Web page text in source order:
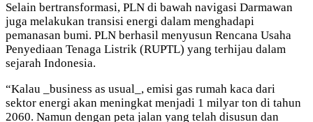
Selain bertransformasi, PLN di bawah navigasi Darmawan
juga melakukan transisi energi dalam menghadapi
pemanasan bumi. PLN berhasil menyusun Rencana Usaha
Penyediaan Tenaga Listrik (RUPTL) yang terhijau dalam
sejarah Indonesia.
“Kalau _business as usual_, emisi gas rumah kaca dari
sektor energi akan meningkat menjadi 1 milyar ton di tahun
2060. Namun dengan peta jalan yang telah disusun dan